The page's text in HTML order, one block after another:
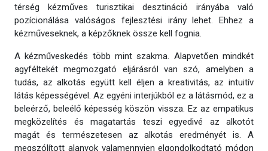
térség kézműves turisztikai desztináció irányába való
pozícionálása valóságos fejlesztési irány lehet. Ehhez a
kézműveseknek, a képzőknek össze kell fognia.
A kézműveskedés több mint szakma. Alapvetően mindkét
agyféltekét megmozgató eljárásról van szó, amelyben a
tudás, az alkotás együtt kell éljen a kreativitás, az intuitív
látás képességével. Az egyéni interjúkból ez a látásmód, ez a
beleérző, beleélő képesség köszön vissza. Ez az empatikus
megközelítés és magatartás teszi egyedivé az alkotót
magát és természetesen az alkotás eredményét is. A
megszólított alanyok valamennyien elgondolkodtató módon